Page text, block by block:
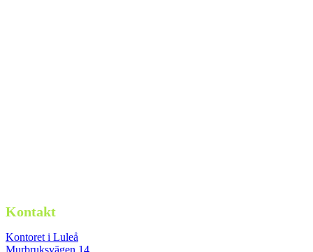
Kontakt
Kontoret i Luleå
Murbruksvägen 14